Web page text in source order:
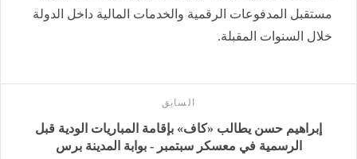
مستقبل المدفوعات الرقمية والخدمات المالية داخل الدولة
خلال السنوات المقبلة.
السابق
إبراهيم حسن يطالب «كاف» بإقامة المباريات الودية قبل
الرسمية في معسكر سبتمبر - بوابة المدينة برس